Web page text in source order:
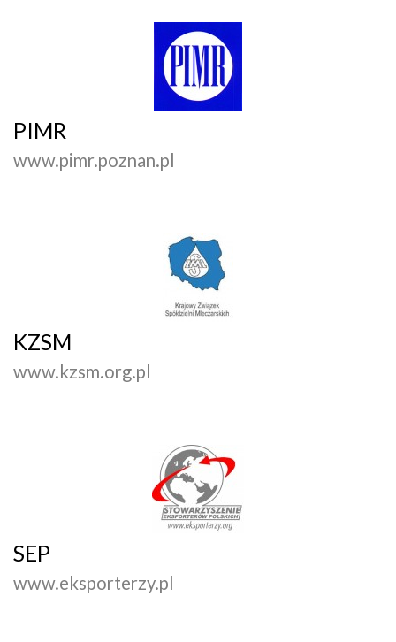
PIMR
www.pimr.poznan.pl
KZSM
www.kzsm.org.pl
SEP
www.eksporterzy.pl